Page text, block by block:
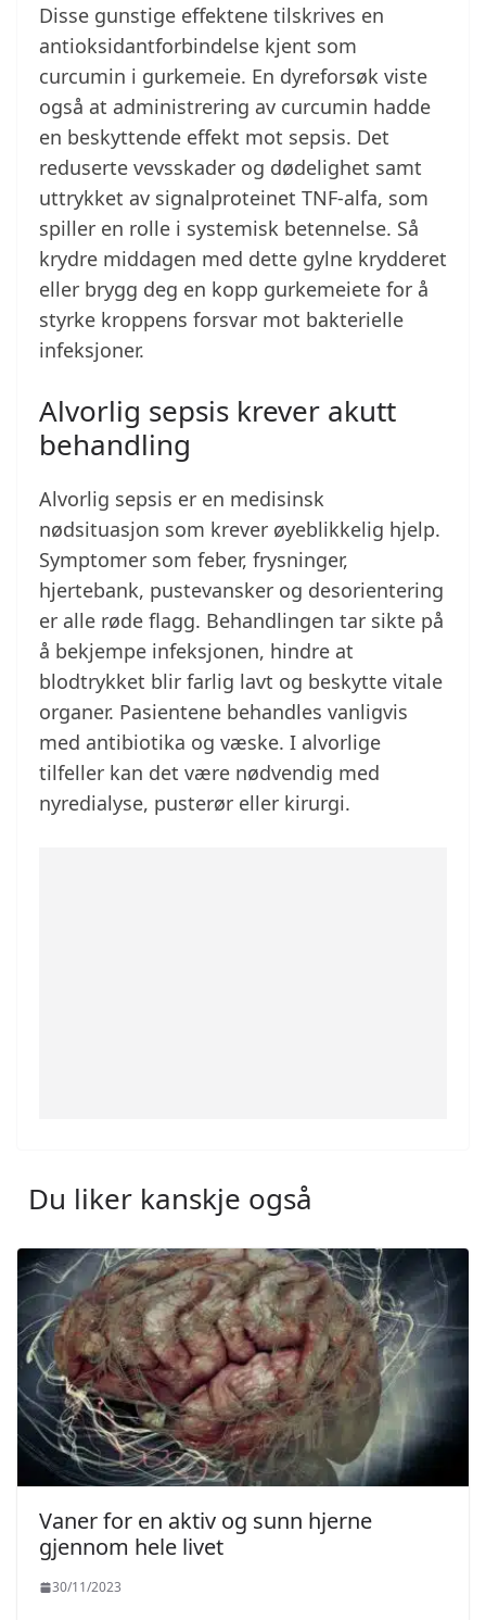
Disse gunstige effektene tilskrives en
antioksidantforbindelse kjent som
curcumin i gurkemeie. En dyreforsøk viste
også at administrering av curcumin hadde
en beskyttende effekt mot sepsis. Det
reduserte vevsskader og dødelighet samt
uttrykket av signalproteinet TNF-alfa, som
spiller en rolle i systemisk betennelse. Så
krydre middagen med dette gylne krydderet
eller brygg deg en kopp gurkemeiete for å
styrke kroppens forsvar mot bakterielle
infeksjoner.
Alvorlig sepsis krever akutt
behandling
Alvorlig sepsis er en medisinsk
nødsituasjon som krever øyeblikkelig hjelp.
Symptomer som feber, frysninger,
hjertebank, pustevansker og desorientering
er alle røde flagg. Behandlingen tar sikte på
å bekjempe infeksjonen, hindre at
blodtrykket blir farlig lavt og beskytte vitale
organer. Pasientene behandles vanligvis
med antibiotika og væske. I alvorlige
tilfeller kan det være nødvendig med
nyredialyse, pusterør eller kirurgi.
Du liker kanskje også
Vaner for en aktiv og sunn hjerne
gjennom hele livet
30/11/2023